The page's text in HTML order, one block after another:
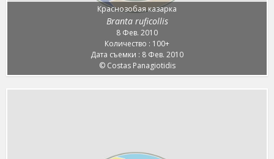
Краснозобая казарка
Branta ruficollis
8 Фев. 2010
Количество : 100+
Дата съемки : 8 Фев. 2010
© Costas Panagiotidis